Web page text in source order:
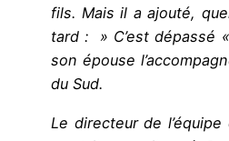
fils. Mais il a ajouté,
tard : » C’est dépassé
son épouse
du Sud.
Le directeur de